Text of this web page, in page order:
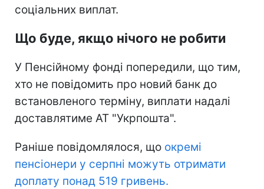
соціальних виплат.
Що буде, якщо нічого не робити
У Пенсійному фонді попередили, що тим,
хто не повідомить про новий банк до
встановленого терміну, виплати надалі
доставлятиме АТ "Укрпошта".
Раніше повідомлялося, що окремі
пенсіонери у серпні можуть отримати
доплату понад 519 гривень.